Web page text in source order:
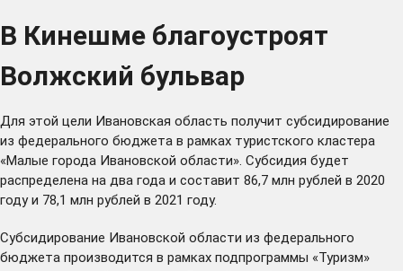
В Кинешме благоустроят
Волжский бульвар
Для этой цели Ивановская область получит субсидирование
из федерального бюджета в рамках туристского кластера
«Малые города Ивановской области». Субсидия будет
распределена на два года и составит 86,7 млн рублей в 2020
году и 78,1 млн рублей в 2021 году.
Субсидирование Ивановской области из федерального
бюджета производится в рамках подпрограммы «Туризм»